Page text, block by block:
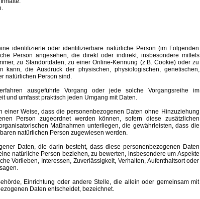
identifizierte oder identifizierbare natürliche Person (im Folgenden
Person angesehen, die direkt oder indirekt, insbesondere mittels
zu Standortdaten, zu einer Online-Kennung (z.B. Cookie) oder zu
die Ausdruck der physischen, physiologischen, genetischen,
natürlichen Person sind.
ausgeführte Vorgang oder jede solche Vorgangsreihe im
und umfasst praktisch jeden Umgang mit Daten.
einer Weise, dass die personenbezogenen Daten ohne Hinzuziehung
Person zugeordnet werden können, sofern diese zusätzlichen
Maßnahmen unterliegen, die gewährleisten, dass die
natürlichen Person zugewiesen werden.
Daten, die darin besteht, dass diese personenbezogenen Daten
natürliche Person beziehen, zu bewerten, insbesondere um Aspekte
Vorlieben, Interessen, Zuverlässigkeit, Verhalten, Aufenthaltsort oder
Einrichtung oder andere Stelle, die allein oder gemeinsam mit
Daten entscheidet, bezeichnet.